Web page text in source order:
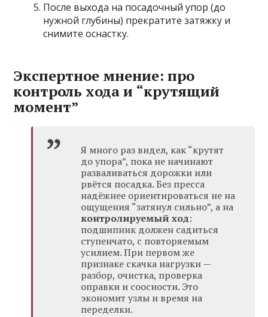
После выхода на посадочный упор (до
нужной глубины) прекратите затяжку и
снимите оснастку.
Экспертное мнение: про
контроль хода и “крутящий
момент”
Я много раз видел, как “крутят
до упора”, пока не начинают
разваливаться дорожки или
рвётся посадка. Без пресса
надёжнее ориентироваться не на
ощущения “затянул сильно”, а на
контролируемый ход:
подшипник должен садиться
ступенчато, с повторяемым
усилием. При первом же
признаке скачка нагрузки —
разбор, очистка, проверка
оправки и соосности. Это
экономит узлы и время на
переделки.